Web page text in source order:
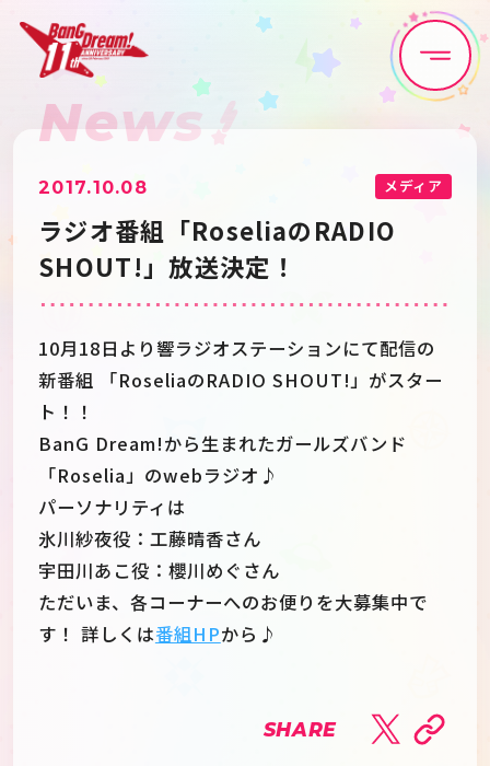
Home News
Live•Event Discography
Artist Anime
Schedule
Goods
News
2017.10.08 メディア
ラジオ番組「RoseliaのRADIO
SHOUT!」放送決定！
10月18日より響ラジオステーションにて配信の
新番組 「RoseliaのRADIO SHOUT!」がスター
ト！！
BanG Dream!から生まれたガールズバンド
「Roselia」のwebラジオ♪
パーソナリティは
氷川紗夜役：工藤晴香さん
宇田川あこ役：櫻川めぐさん
ただいま、各コーナーへのお便りを大募集中で
す！ 詳しくは番組HPから♪
SHARE